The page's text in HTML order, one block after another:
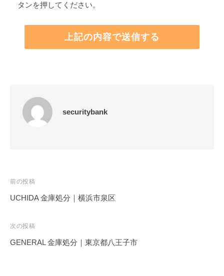
タンを押してください。
securitybank
投
稿
ビ
ゲ
前の投稿
UCHIDA 金庫処分｜横浜市泉区
次の投稿
GENERAL 金庫処分｜東京都八王子市